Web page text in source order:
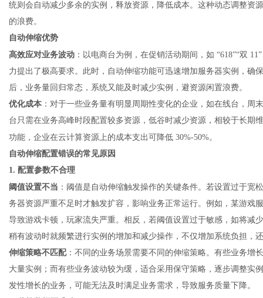
统则会自动减少多余的实例，释放资源，降低成本。这种动态调整资
的浪费。
自动伸缩优势
高效应对业务波动 ：以电商台为例，在促销活动期间，如 “618”“双
力提出了极高要求。此时，自动伸缩功能可迅速增加服务器实例，确
后，业务量回归常态，系统又能及时减少实例，避资源闲置浪费。
优化成本 ：对于一些业务量有明显周期性变化的企业，如在线台，
台只需在业务高峰时段配置较多资源，低谷时减少资源，相较于长期
功能，企业在云计算资源上的成本支出可降低 30%-50%。
自动伸缩配置错误的常见原因
1. 配置参数不合理
阈值设置不当 ：阈值是自动伸缩触发操作的关键条件。若设置过于宽
务器资源严重不足时才触发扩容，影响业务正常运行。例如，某游戏
导致游戏卡顿，玩家流失严重。相反，若阈值设置过于敏感，如将减
稍有波动时就频繁进行实例的增加和减少操作，不仅增加系统负担，
伸缩策略不匹配：不同的业务场景需要不同的伸缩策略。有些业务增
大量实例；而有些业务波动较为缓，适合采用保守策略，逐步调整实
发性增长的业务，可能无法及时满足业务需求，导致服务质量下降。